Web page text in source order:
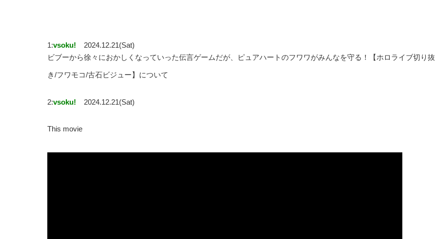
1:vsoku!
2024.12.21(Sat)
ビブーから徐々におかしくなっていった伝言ゲームだが、ピュアハートのフワワがみんなを守る！【ホロライブ切り抜
き/フワモコ/古石ビジュー】について
2:vsoku! 2024.12.21(Sat)
This movie